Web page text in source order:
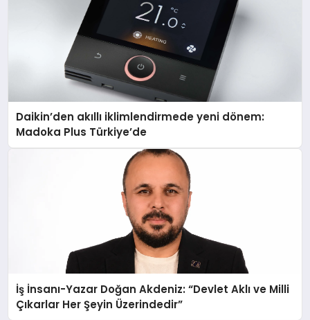
Daikin’den akıllı iklimlendirmede yeni dönem:
Madoka Plus Türkiye’de
İş İnsanı-Yazar Doğan Akdeniz: “Devlet Aklı ve Milli
Çıkarlar Her Şeyin Üzerindedir”